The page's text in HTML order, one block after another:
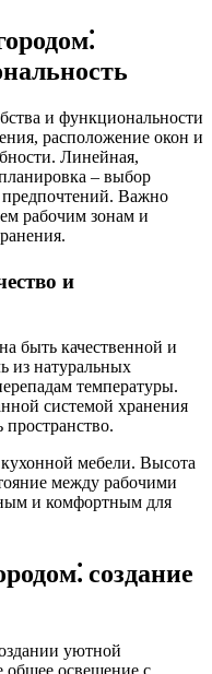
и функциональности
расположение окон и
Линейная,
– выбор
Важно
рабочим зонам и
и
быть качественной и
из натуральных
температуры.
системой хранения
пространство.
мебели. Высота
между рабочими
и комфортным для
создание
уютной